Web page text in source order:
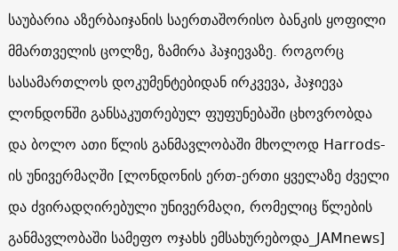
საუბარია აზერბაიჯანის საერთაშორისო ბანკის ყოფილი
მმართველის ცოლზე, ზამირა ჰაჯიევაზე. როგორც
სასამართლოს დოკუმენტებიდან ირკვევა, ჰაჯიევა
ლონდონში განსაკუთრებულ ფუფუნებაში ცხოვრობდა
და ბოლო ათი წლის განმავლობაში მხოლოდ Harrods-
ისუნივერმაღში [ლონდონის ერთ-ერთი ყველაზე ძველი
და ძვირადღირებული უნივერმაღი, რომელიც წლების
განმავლობაში სამეფო ოჯახს ემსახურებოდა_JAMnews]